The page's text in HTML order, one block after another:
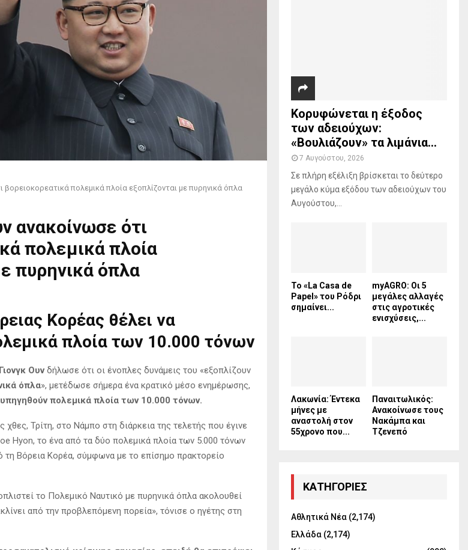
βορειοκορεατικά πολεμικά πλοία εξοπλίζονται με πυρηνικά όπλα
ανακοίνωσε ότι
πολεμικά πλοία
πυρηνικά όπλα
Κορέας θέλει να
πλοία των 10.000 τόνων
Ουνδήλωσε ότι οι ένοπλες δυνάμεις του «εξοπλίζουν
όπλα», μετέδωσε σήμερα ένα κρατικό μέσο ενημέρωσης,
πολεμικά πλοία των 10.000 τόνων.
χθες, Τρίτη, στο Νάμπο στη διάρκεια της τελετής που έγινε
Hyon, το ένα από τα δύο πολεμικά πλοία των 5.000 τόνων
τη Βόρεια Κορέα, σύμφωνα με το επίσημο πρακτορείο
το Πολεμικό Ναυτικό με πυρηνικά όπλα ακολουθεί
από την προβλεπόμενη πορεία», τόνισε ο ηγέτης στη
Κορυφώνεται η έξοδος
των αδειούχων:
«Βουλιάζουν» τα λιμάνια...
7 Αυγούστου, 2026
Σε πλήρη εξέλιξη βρίσκεται το δεύτερο
μεγάλο κύμα εξόδου των αδειούχων του
Αυγούστου,...
Το «La Casa de
Papel» του Ρόδρι
σημαίνει...
myAGRO: Οι 5
μεγάλες αλλαγές
στις αγροτικές
ενισχύσεις,...
Λακωνία: Έντεκα
μήνες με
αναστολή στον
55χρονο που...
Παναιτωλικός:
Ανακοίνωσε τους
Νακάμπα και
Τζενεπό
KΑΤΗΓΟΡΊΕΣ
Αθλητικά Νέα (2,174)
Ελλάδα (2,174)